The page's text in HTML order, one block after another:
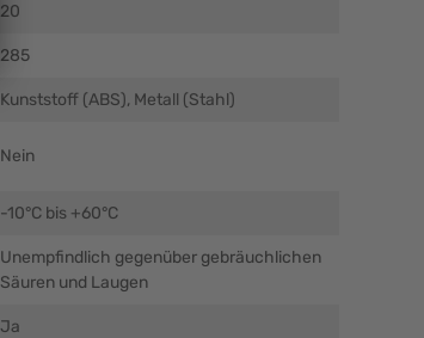
20
285
Kunststoff (ABS), Metall (Stahl)
Nein
-10°C bis +60°C
Unempfindlich gegenüber gebräuchlichen
Säuren und Laugen
Ja